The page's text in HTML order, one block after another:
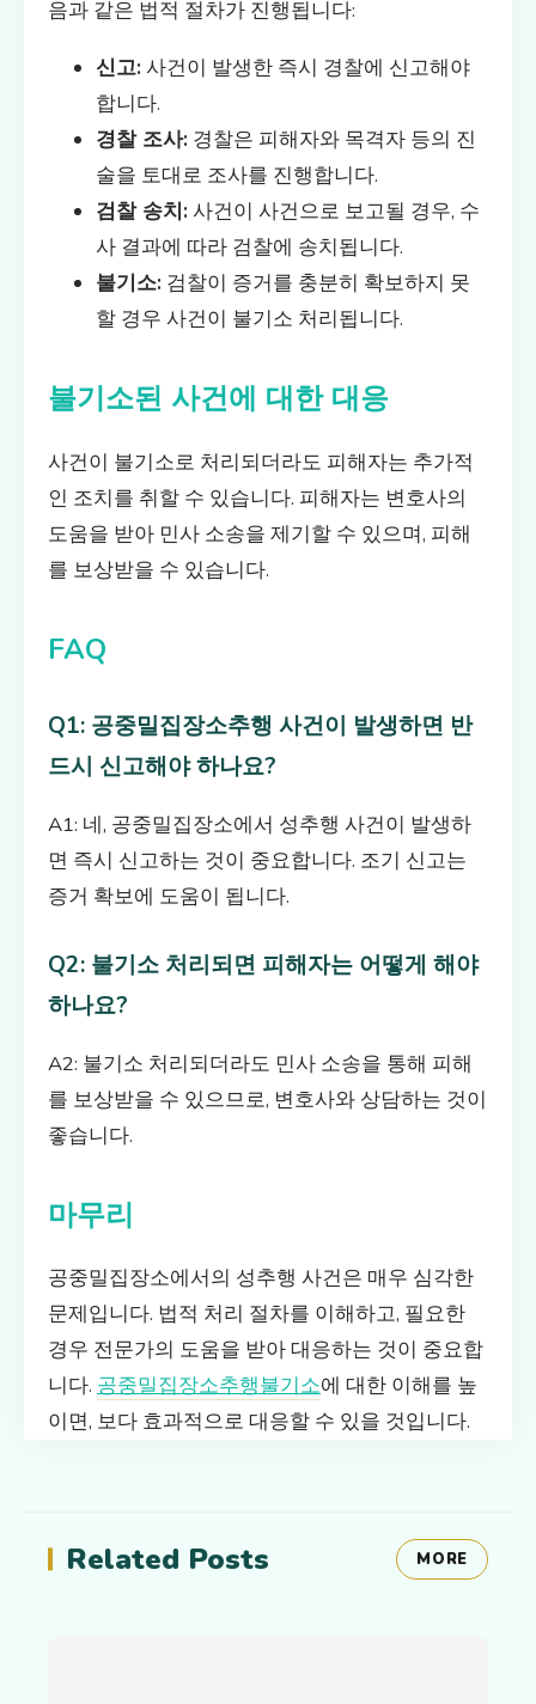
음과 같은 법적 절차가 진행됩니다:
신고: 사건이 발생한 즉시 경찰에 신고해야
합니다.
경찰 조사: 경찰은 피해자와 목격자 등의 진
술을 토대로 조사를 진행합니다.
검찰 송치: 사건이 사건으로 보고될 경우, 수
사 결과에 따라 검찰에 송치됩니다.
불기소: 검찰이 증거를 충분히 확보하지 못
할 경우 사건이 불기소 처리됩니다.
불기소된 사건에 대한 대응
사건이 불기소로 처리되더라도 피해자는 추가적
인 조치를 취할 수 있습니다. 피해자는 변호사의
도움을 받아 민사 소송을 제기할 수 있으며, 피해
를 보상받을 수 있습니다.
FAQ
Q1: 공중밀집장소추행 사건이 발생하면 반
드시 신고해야 하나요?
A1: 네, 공중밀집장소에서 성추행 사건이 발생하
면 즉시 신고하는 것이 중요합니다. 조기 신고는
증거 확보에 도움이 됩니다.
Q2: 불기소 처리되면 피해자는 어떻게 해야
하나요?
A2: 불기소 처리되더라도 민사 소송을 통해 피해
를 보상받을 수 있으므로, 변호사와 상담하는 것이
좋습니다.
마무리
공중밀집장소에서의 성추행 사건은 매우 심각한
문제입니다. 법적 처리 절차를 이해하고, 필요한
경우 전문가의 도움을 받아 대응하는 것이 중요합
니다. 공중밀집장소추행불기소에 대한 이해를 높
이면, 보다 효과적으로 대응할 수 있을 것입니다.
Related Posts MORE